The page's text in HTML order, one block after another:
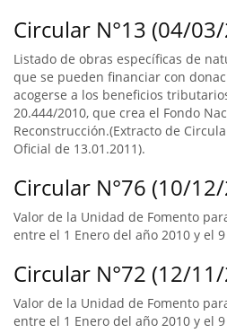
Circular N°13 (04/
Listado de obras específicas de
que se pueden financiar con
acogerse a los beneficios
20.444/2010, que crea el Fondo
Reconstrucción.(Extracto de
Oficial de 13.01.2011).
Circular N°76 (10/
Valor de la Unidad de Fomento
entre el 1 Enero del año 2010 y el
Circular N°72 (12/
Valor de la Unidad de Fomento
entre el 1 Enero del año 2010 y el